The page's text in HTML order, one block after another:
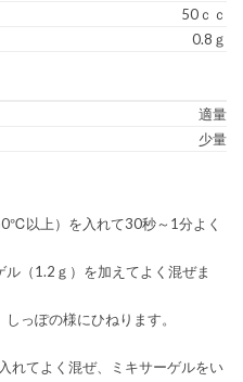
50ｃｃ
0.8ｇ
適量
少量
以上）を入れて30秒～1分よく
（1.2ｇ）を加えてよく混ぜま
っぽの様にひねります。
れてよく混ぜ、ミキサーゲルをい